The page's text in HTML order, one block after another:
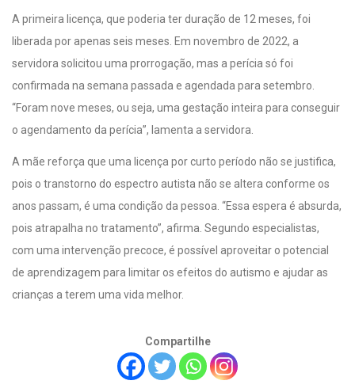
A primeira licença, que poderia ter duração de 12 meses, foi
liberada por apenas seis meses. Em novembro de 2022, a
servidora solicitou uma prorrogação, mas a perícia só foi
confirmada na semana passada e agendada para setembro.
“Foram nove meses, ou seja, uma gestação inteira para conseguir
o agendamento da perícia”, lamenta a servidora.
A mãe reforça que uma licença por curto período não se justifica,
pois o transtorno do espectro autista não se altera conforme os
anos passam, é uma condição da pessoa. “Essa espera é absurda,
pois atrapalha no tratamento”, afirma. Segundo especialistas,
com uma intervenção precoce, é possível aproveitar o potencial
de aprendizagem para limitar os efeitos do autismo e ajudar as
crianças a terem uma vida melhor.
Compartilhe